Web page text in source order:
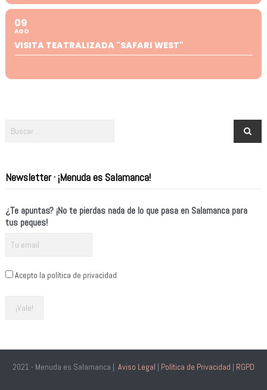
09
AGO
VISITA TEATRALIZADA "SAFARI WEST"
Newsletter · ¡Menuda es Salamanca!
¿Te apuntas? ¡No te pierdas nada de lo que pasa en Salamanca para
tus peques!
Acepto la política de privacidad
2021 - Menuda es Salamanca | Aviso Legal | Política de Privacidad | RGPD